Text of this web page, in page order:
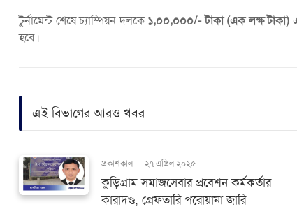
টুর্নামেন্ট শেষে চ্যাম্পিয়ন দলকে ১,০০,০০০/- টাকা (এক লক্ষ টাকা)
হবে।
এই বিভাগের আরও খবর
প্রকাশকাল - ২৭ এপ্রিল ২০২৫
কুড়িগ্রাম সমাজসেবার প্রবেশন কর্মকর্তার
কারাদণ্ড, গ্রেফতারি পরোয়ানা জারি